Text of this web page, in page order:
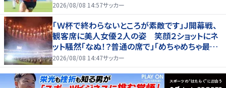
2026/08/08 14:57サッカー
「Ｗ杯で終わらないところが素敵です」Ｊ開幕戦、
観客席に美人女優２人の姿 笑顔２ショットにネ
ット騒然「なぬ！？普通の席で」「めちゃめちゃ最上
級に可愛すぎ」
2026/08/08 14:47サッカー